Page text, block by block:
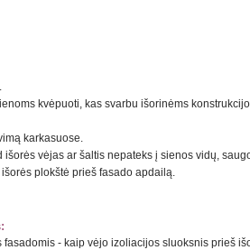
kvėpuoti, kas svarbu išorinėms
karkasuose.
vėjas ar šaltis nepateks į sienos vidų,
plokštė prieš fasado apdailą.
- kaip vėjo izoliacijos sluoksnis prieš